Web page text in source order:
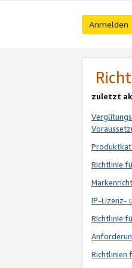
Anmelden
zuletzt
Richtlinie
IP-Lizenz-
Richtlinie
Richtlinien